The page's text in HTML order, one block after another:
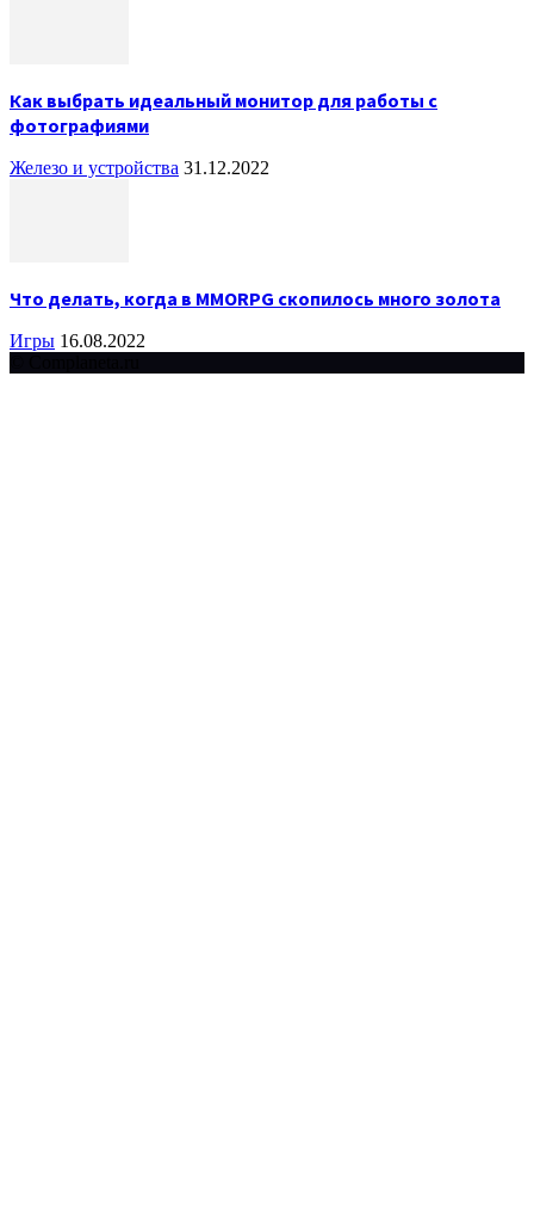
Как выбрать идеальный монитор для работы с
фотографиями
Железо и устройства 31.12.2022
Что делать, когда в MMORPG скопилось много золота
Игры 16.08.2022